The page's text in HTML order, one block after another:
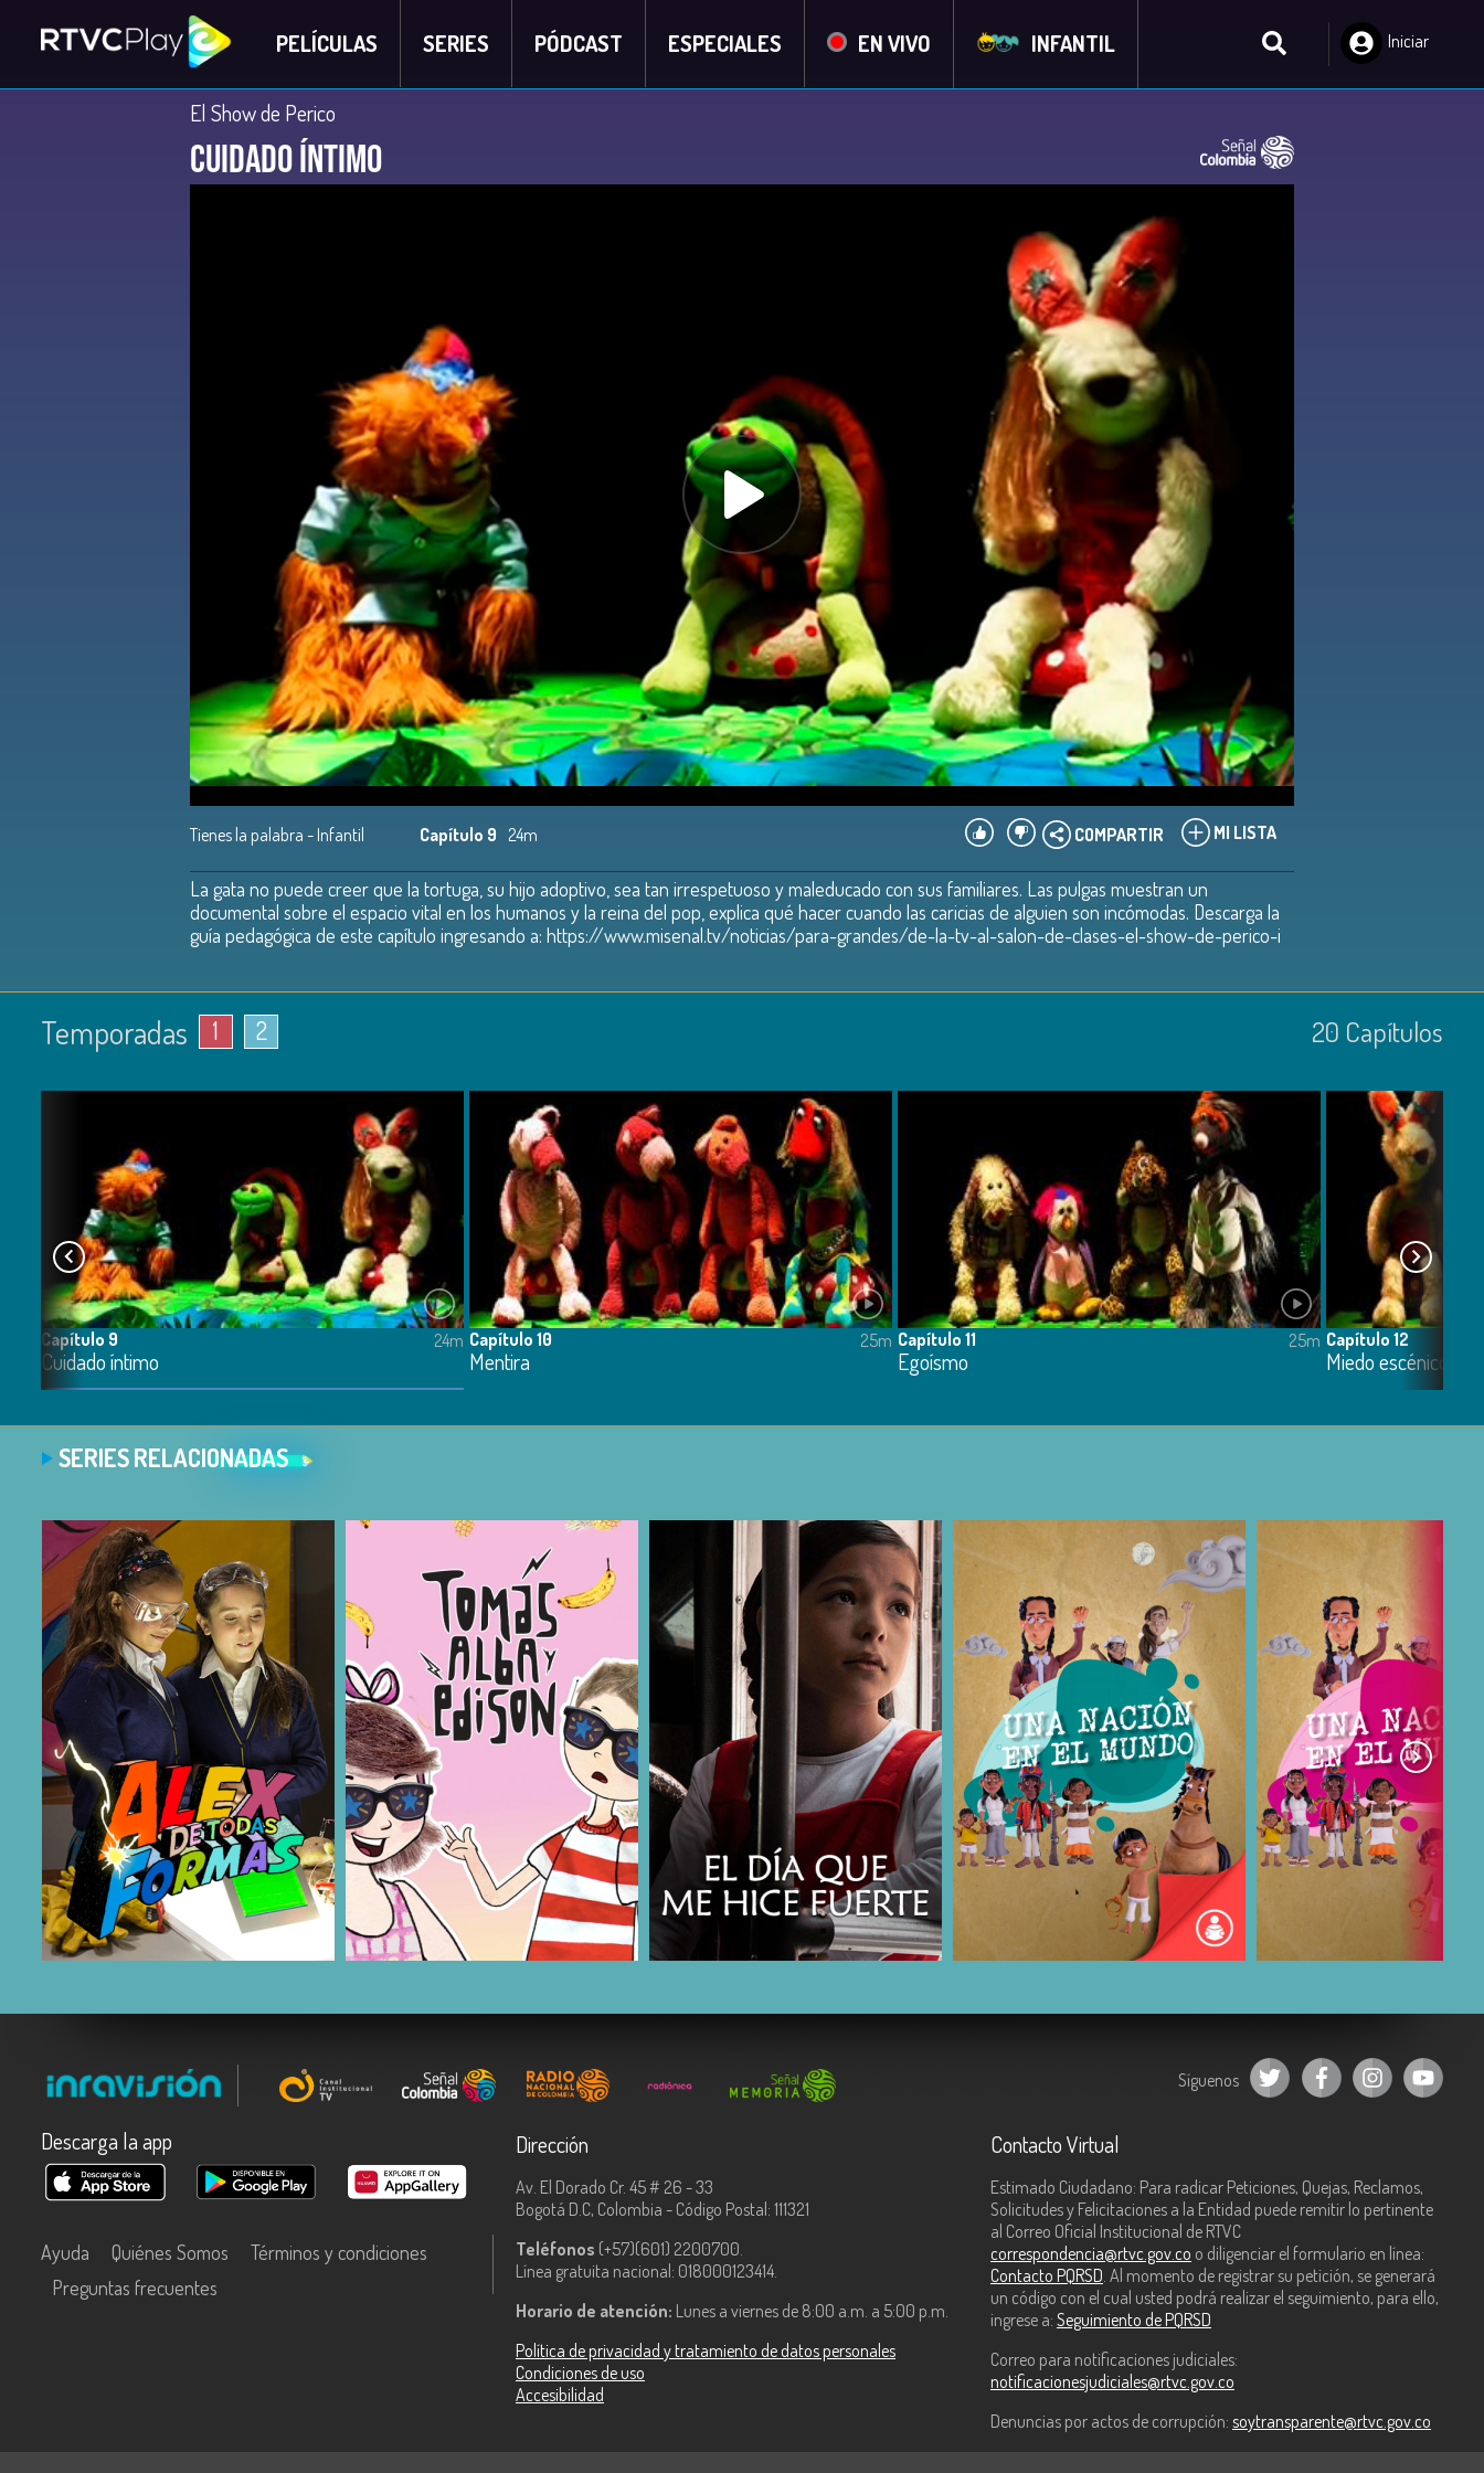
PELÍCULAS SERIES PÓDCAST ESPECIALES EN VIVO INFANTIL
Iniciar
El Show de Perico
Cuidado íntimo
Tienes la palabra - Infantil Capítulo 9 24m MI LISTA
COMPARTIR
La gata no puede creer que la tortuga, su hijo adoptivo, sea tan irrespetuoso y maleducado con sus familiares. Las pulgas muestran un
documental sobre el espacio vital en los humanos y la reina del pop, explica qué hacer cuando las caricias de alguien son incómodas. Descarga la
guía pedagógica de este capítulo ingresando a: https://www.misenal.tv/noticias/para-grandes/de-la-tv-al-salon-de-clases-el-show-de-perico-i
Temporadas 1 2 20 Capí­tulos
Capítulo 9
Cuidado íntimo
24m Capítulo 10
Mentira
25m Capítulo 11
Egoísmo
25m Capítulo 12
Miedo escénico
SERIES RELACIONADAS
COMPARTIR COMPARTIR COMPARTIR
Síguenos
Descarga la app
Ayuda Quiénes Somos
Términos y condiciones
Preguntas frecuentes
Dirección
Av. El Dorado Cr. 45 # 26 - 33
Bogotá D.C, Colombia - Código Postal: 111321
Teléfonos (+57)(601) 2200700.
Línea gratuita nacional: 018000123414.
Horario de atención: Lunes a viernes de 8:00 a.m. a 5:00 p.m.
Política de privacidad y tratamiento de datos personales
Condiciones de uso
Accesibilidad
Contacto Virtual
Estimado Ciudadano: Para radicar Peticiones, Quejas, Reclamos,
Solicitudes y Felicitaciones a la Entidad puede remitir lo pertinente
al Correo Oficial Institucional de RTVC
correspondencia@rtvc.gov.co o diligenciar el formulario en línea:
Contacto PQRSD . Al momento de registrar su petición, se generará
un código con el cual usted podrá realizar el seguimiento, para ello,
ingrese a: Seguimiento de PQRSD
Correo para notificaciones judiciales:
notificacionesjudiciales@rtvc.gov.co
Denuncias por actos de corrupción: soytransparente@rtvc.gov.co